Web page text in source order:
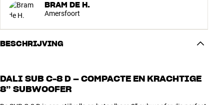
BRAM DE H.
Amersfoort
BESCHRIJVING
DALI SUB C-8 D – COMPACTE EN KRACHTIGE
8” SUBWOOFER